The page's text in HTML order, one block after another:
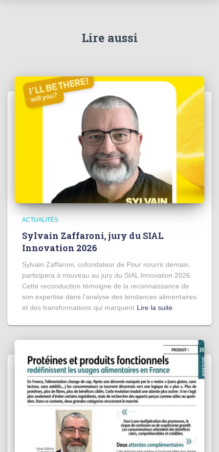
Lire aussi
ACTUALITÉS
Sylvain Zaffaroni, jury du SIAL
Innovation 2026
Sylvain Zaffaroni, cofondateur de Pour nourrir demain,
participera à nouveau au jury du SIAL Innovation 2026.
Cette reconduction témoigne de la reconnaissance de
son expertise dans l’analyse des tendances alimentaires
et des transformations qui marquent Lire la suite